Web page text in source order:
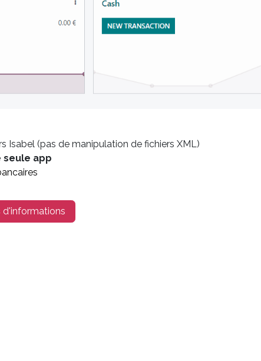
Isabel (pas de manipulation de fichiers XML)
seule app
d'informations